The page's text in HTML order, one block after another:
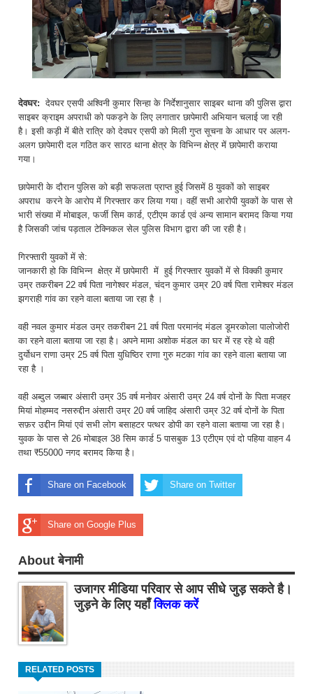
देवघर: देवघर एसपी अश्विनी कुमार सिन्हा के निर्देशानुसार साइबर थाना की पुलिस द्वारा
साइबर क्राइम अपराधी को पकड़ने के लिए लगातार छापेमारी अभियान चलाई जा रही
है। इसी कड़ी में बीते रात्रि को देवघर एसपी को मिली गुप्त सूचना के आधार पर अलग-
अलग छापेमारी दल गठित कर सारठ थाना क्षेत्र के विभिन्न क्षेत्र में छापेमारी कराया
गया।
छापेमारी के दौरान पुलिस को बड़ी सफलता प्राप्त हुई जिसमें 8 युवकों को साइबर
अपराध करने के आरोप में गिरफ्तार कर लिया गया। वहीं सभी आरोपी युवकों के पास से
भारी संख्या में मोबाइल, फर्जी सिम कार्ड, एटीएम कार्ड एवं अन्य सामान बरामद किया गया
है जिसकी जांच पड़ताल टेक्निकल सेल पुलिस विभाग द्वारा की जा रही है।
गिरफ्तारी युवकों में से:
जानकारी हो कि विभिन्न क्षेत्र में छापेमारी में हुई गिरफ्तार युवकों में से विक्की कुमार
उम्र तकरीबन 22 वर्ष पिता नागेश्वर मंडल, चंदन कुमार उम्र 20 वर्ष पिता रामेश्वर मंडल
झगराही गांव का रहने वाला बताया जा रहा है ।
वही नवल कुमार मंडल उम्र तकरीबन 21 वर्ष पिता परमानंद मंडल डूमरकोला पालोजोरी
का रहने वाला बताया जा रहा है। अपने मामा अशोक मंडल का घर में रह रहे थे वही
दुर्योधन राणा उम्र 25 वर्ष पिता युधिष्ठिर राणा गुरु मटका गांव का रहने वाला बताया जा
रहा है ।
वही अब्दुल जब्बार अंसारी उम्र 35 वर्ष मनोवर अंसारी उम्र 24 वर्ष दोनों के पिता मजहर
मियां मोहम्मद नसरुद्दीन अंसारी उम्र 20 वर्ष जाहिद अंसारी उम्र 32 वर्ष दोनों के पिता
सफ़र उद्दीन मियां एवं सभी लोग बसाहटर पत्थर डोपी का रहने वाला बताया जा रहा है।
युवक के पास से 26 मोबाइल 38 सिम कार्ड 5 पासबुक 13 एटीएम एवं दो पहिया वाहन 4
तथा ₹55000 नगद बरामद किया है।
Share on Facebook Share on Twitter
Share on Google Plus
About बेनामी
उजागर मीडिया परिवार से आप सीधे जुड़ सकते है।
जुड़ने के लिए यहाँक्लिक करें
RELATED POSTS